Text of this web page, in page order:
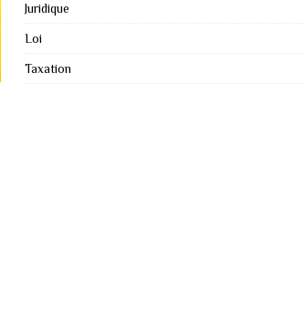
Juridique
Loi
Taxation